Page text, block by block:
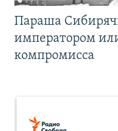
Параша
императором
компромисса